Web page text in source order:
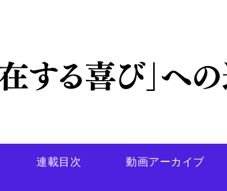
連載目次 動画アーカイブ